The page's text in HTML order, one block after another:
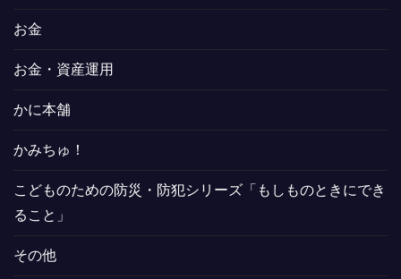
お金
お金・資産運用
かに本舗
かみちゅ！
こどものための防災・防犯シリーズ「もしものときにでき
ること」
その他